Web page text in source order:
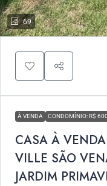
69
À VENDA CONDOMÍNIO: R$
CASA À
VILLE SÃO
JARDIM